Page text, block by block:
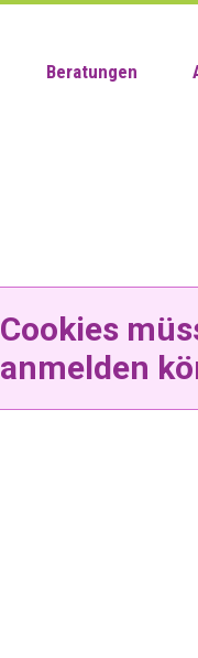
Beratungen
Cookies
anmelden